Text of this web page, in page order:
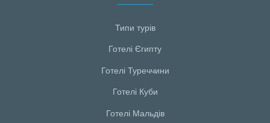
Типи турів
Готелі Єгипту
Готелі Туреччини
Готелі Куби
Готелі Мальдiв